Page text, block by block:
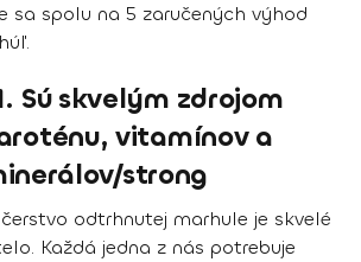
sa spolu na 5 zaručených výhod
Sú skvelým zdrojom
vitamínov a
strong
odtrhnutej marhule je skvelé
Každá jedna z nás potrebuje